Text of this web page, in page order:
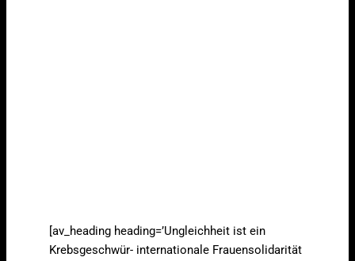
[av_heading heading=’Ungleichheit ist ein
Krebsgeschwür- internationale Frauensolidarität